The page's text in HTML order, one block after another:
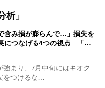
析」
含み損が膨らんで…」損失を
につなげる4つの視点 「…
まり、7月中旬にはキオク
をつけるな…